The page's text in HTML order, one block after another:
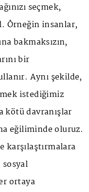
seçmek,
Örneğin insanlar,
bakmaksızın,
bir
Aynı şekilde,
istediğimiz
kötü davranışlar
eğiliminde oluruz.
ortaya